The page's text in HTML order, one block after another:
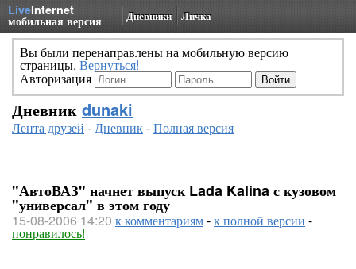
LiveInternet
мобильная версия Дневники Личка
Вы были перенаправлены на мобильную версию
страницы. Вернуться!
Авторизация
Дневник dunaki
Лента друзей -Дневник-Полная версия
"АвтоВАЗ" начнет выпуск Lada Kalina с кузовом
"универсал" в этом году
15-08-2006 14:20 к комментариям-к полной версии -
понравилось!